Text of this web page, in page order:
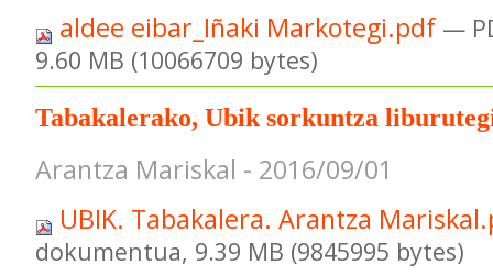
aldee eibar_Iñaki Markotegi.pdf —
9.60 MB (10066709 bytes)
Tabakalerako, Ubik sorkuntza
Arantza Mariskal - 2016/09/01
UBIK. Tabakalera. Arantza
dokumentua, 9.39 MB (9845995 bytes)